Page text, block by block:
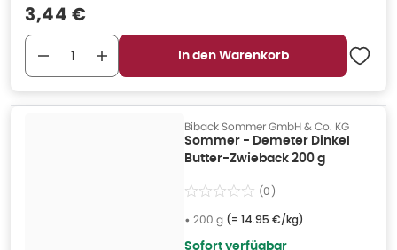
Verkaufspreis
3,44 €
In den Warenkorb
Biback Sommer GmbH & Co. KG
Sommer - Demeter Dinkel
Butter-Zwieback 200 g
(0)
• 200 g (= 14.95 €/kg)
Sofort verfügbar